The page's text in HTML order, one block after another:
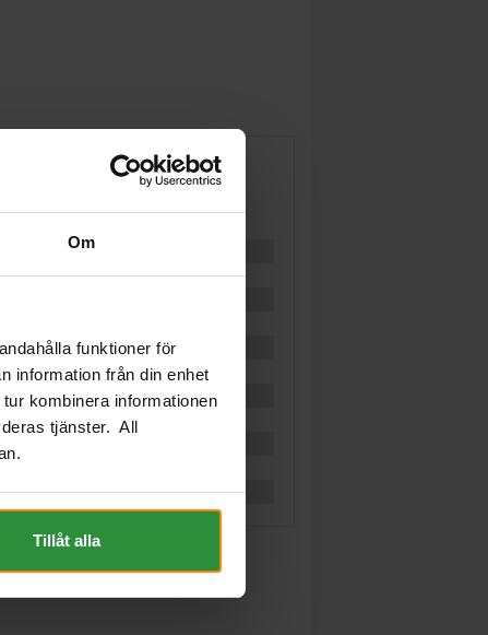
Om
funktioner för
information från din enhet
kombinera informationen
tjänster. All
Tillåt alla